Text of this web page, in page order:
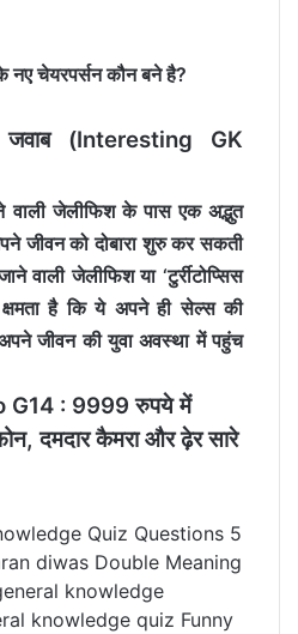
नए चेयरपर्सन कौन बने है?
(Interesting GK
वालीजेलीफिशके पास एक अद्भुत
जीवन को दोबारा शुरु कर सकती
वाली जेलीफिश या ‘टुर्रीटोप्सिस
क्षमता है कि ये अपने ही सेल्स की
जीवन की युवा अवस्था में पहुंच
G14 : 9999 रुपये में
दमदार कैमरा और ढ़ेर सारे
Quiz Questions 5
diwas Double Meaning
knowledge
knowledge quiz Funny